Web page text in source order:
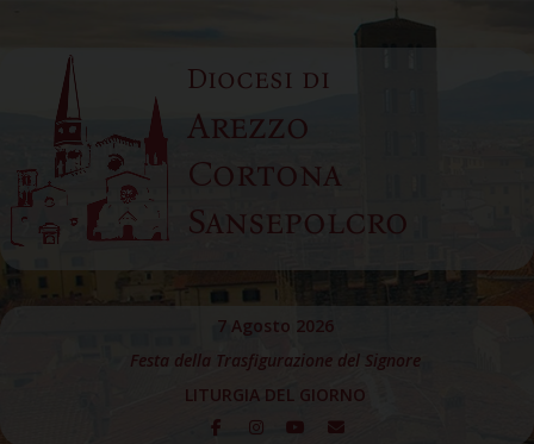
content
Diocesi di
Arezzo
Cortona
Sansepolcro
7 Agosto 2026
Festa della Trasfigurazione del Signore
LITURGIA DEL GIORNO